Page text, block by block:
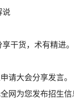
说
干货，术有精进。
请大会分享发言。
网为您发布招生